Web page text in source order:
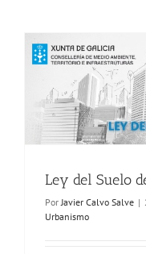
Ley del Suelo
PorJavier Calvo Salve |
Urbanismo